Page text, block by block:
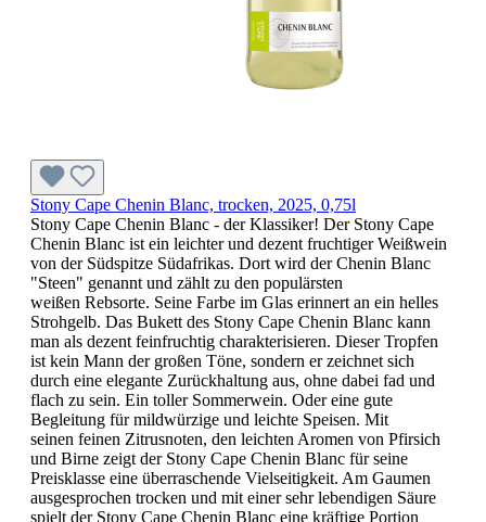
Stony Cape Chenin Blanc, trocken, 2025, 0,75l
Stony Cape Chenin Blanc - der Klassiker! Der Stony Cape
Chenin Blanc ist ein leichter und dezent fruchtiger Weißwein
von der Südspitze Südafrikas. Dort wird der Chenin Blanc
"Steen" genannt und zählt zu den populärsten
weißen Rebsorte. Seine Farbe im Glas erinnert an ein helles
Strohgelb. Das Bukett des Stony Cape Chenin Blanc kann
man als dezent feinfruchtig charakterisieren. Dieser Tropfen
ist kein Mann der großen Töne, sondern er zeichnet sich
durch eine elegante Zurückhaltung aus, ohne dabei fad und
flach zu sein. Ein toller Sommerwein. Oder eine gute
Begleitung für mildwürzige und leichte Speisen. Mit
seinen feinen Zitrusnoten, den leichten Aromen von Pfirsich
und Birne zeigt der Stony Cape Chenin Blanc für seine
Preisklasse eine überraschende Vielseitigkeit. Am Gaumen
ausgesprochen trocken und mit einer sehr lebendigen Säure
spielt der Stony Cape Chenin Blanc eine kräftige Portion